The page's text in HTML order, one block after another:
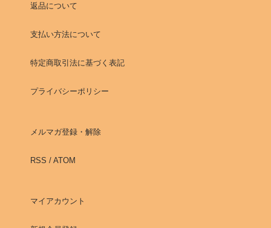
返品について
支払い方法について
特定商取引法に基づく表記
プライバシーポリシー
メルマガ登録・解除
RSS / ATOM
マイアカウント